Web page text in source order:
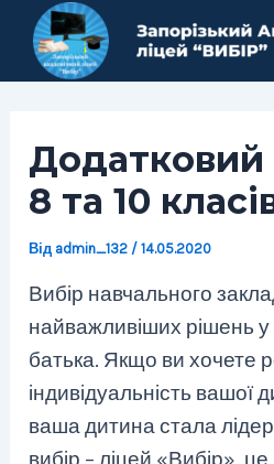
Перейти
вмісту
Додатковий
8 та 10
Від admin_132 /14.05.2020
Вибір навчального
найважливіших рішень у
батька. Якщо ви хочете
індивідуальність вашої
ваша дитина стала
Навігація
запису